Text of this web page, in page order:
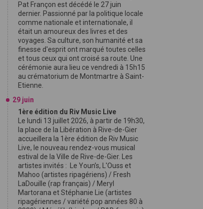
Pat Françon est décédé le 27 juin
dernier. Passionné par la politique locale
comme nationale et internationale, il
était un amoureux des livres et des
voyages. Sa culture, son humanité et sa
finesse d'esprit ont marqué toutes celles
et tous ceux qui ont croisé sa route. Une
cérémonie aura lieu ce vendredi à 15h15
au crématorium de Montmartre à Saint-
Etienne.
29 juin
1ère édition du Riv Music Live
Le lundi 13 juillet 2026, à partir de 19h30,
la place de la Libération à Rive-de-Gier
accueillera la 1ère édition de Riv Music
Live, le nouveau rendez-vous musical
estival de la Ville de Rive-de-Gier. Les
artistes invités : Le Youn’s, L'Ouss et
Mahoo (artistes ripagériens) / Fresh
LaDouille (rap français) / Meryl
Martorana et Stéphanie Lie (artistes
ripagériennes / variété pop années 80 à